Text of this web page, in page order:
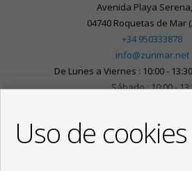
Avenida Playa
04740 Roquetas de Mar
+34 950333878
info@zurimar.net
De Lunes a Viernes : 10:00 -
Sábado : 10:00 -
Uso de cookies